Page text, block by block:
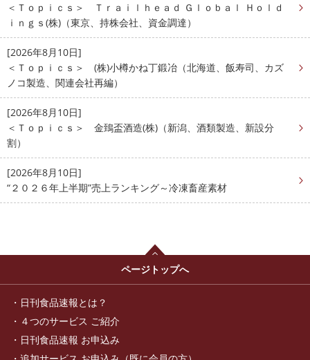
＜Ｔｏｐｉｃｓ＞ Ｔｒａｉｌｈｅａｄ Ｇｌｏｂａｌ Ｈｏｌｄ
ｉｎｇｓ(株)（東京、持株会社、資金調達）
[2026年8月10日]
＜Ｔｏｐｉｃｓ＞ (株)小樽かね丁鍛冶（北海道、飯寿司、カズ
ノコ製造、関連会社再編）
[2026年8月10日]
＜Ｔｏｐｉｃｓ＞ 金鵄盃酒造(株)（新潟、酒類製造、新設分
割）
[2026年8月10日]
“２０２６年上半期”売上ランキング～冷凍畜産素材
ページトップへ
日刊食品速報とは？
４つのサービス ご紹介
日刊食品速報 お申込み